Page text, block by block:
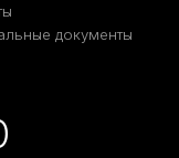
документы